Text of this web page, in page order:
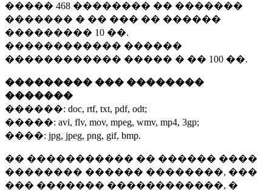
����� 468 �������� �� �������
������� � �� ��� �� ������
��������� 10 ��.
������������ ������
������������ ����� � �� 100 ��.
��������� ��� ��������
�������
������: doc, rtf, txt, pdf, odt;
�����: avi, flv, mov, mpeg, wmv, mp4, 3gp;
����: jpg, jpeg, png, gif, bmp.
�� ����������� �� ������ ����
�������� ������ ��������, ���
��� ������� ������������, �